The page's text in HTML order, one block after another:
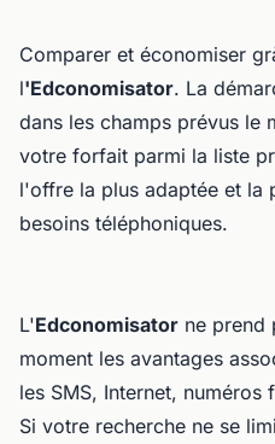
Comparer et économiser
l'Edconomisator. La
dans les champs prévus le
votre forfait parmi la liste
l'offre la plus adaptée et la
besoins téléphoniques.
L'Edconomisator ne prend
moment les avantages
les SMS, Internet, numéros
Si votre recherche ne se